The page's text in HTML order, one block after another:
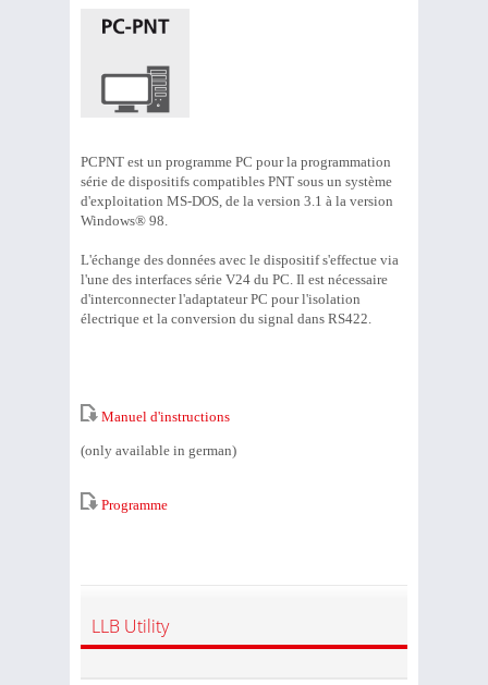
PCPNT est un programme PC pour la programmation
série de dispositifs compatibles PNT sous un système
d'exploitation MS-DOS, de la version 3.1 à la version
Windows® 98.
L'échange des données avec le dispositif s'effectue via
l'une des interfaces série V24 du PC. Il est nécessaire
d'interconnecter l'adaptateur PC pour l'isolation
électrique et la conversion du signal dans RS422.
Manuel d'instructions
(only available in german)
Programme
LLB Utility